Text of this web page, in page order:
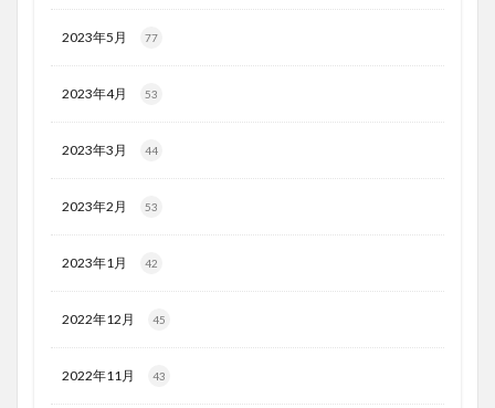
2023年5月 77
2023年4月 53
2023年3月 44
2023年2月 53
2023年1月 42
2022年12月 45
2022年11月 43